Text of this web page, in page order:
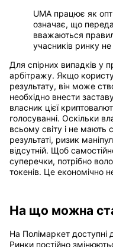
UMA працює як
означає, що
вважаються
учасників ринку
Для спірних випадків у
арбітражу. Якщо
результату, він може
необхідно внести
власник цієї
голосуванні. Оскільки
всьому світу і не мають
результаті, ризик
відсутній. Щоб
суперечки, потрібно
токенів. Це економічно
На що можна
На Полімаркет доступні
Ринки постійно